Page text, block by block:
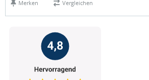
Merken Vergleichen